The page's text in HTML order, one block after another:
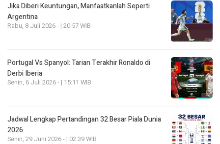
Jika Diberi Keuntungan, Manfaatkanlah Seperti
Argentina
Rabu, 8 Juli 2026 - | 20:57 WIB
Portugal Vs Spanyol: Tarian Terakhir Ronaldo di
Derbi Iberia
Senin, 6 Juli 2026 - | 15:11 WIB
Jadwal Lengkap Pertandingan 32 Besar Piala Dunia
2026
Senin, 29 Juni 2026 - | 02:39 WIB